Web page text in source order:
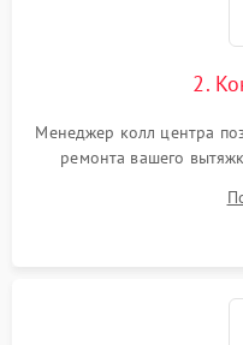
2.
Менеджер колл центра
ремонта вашего